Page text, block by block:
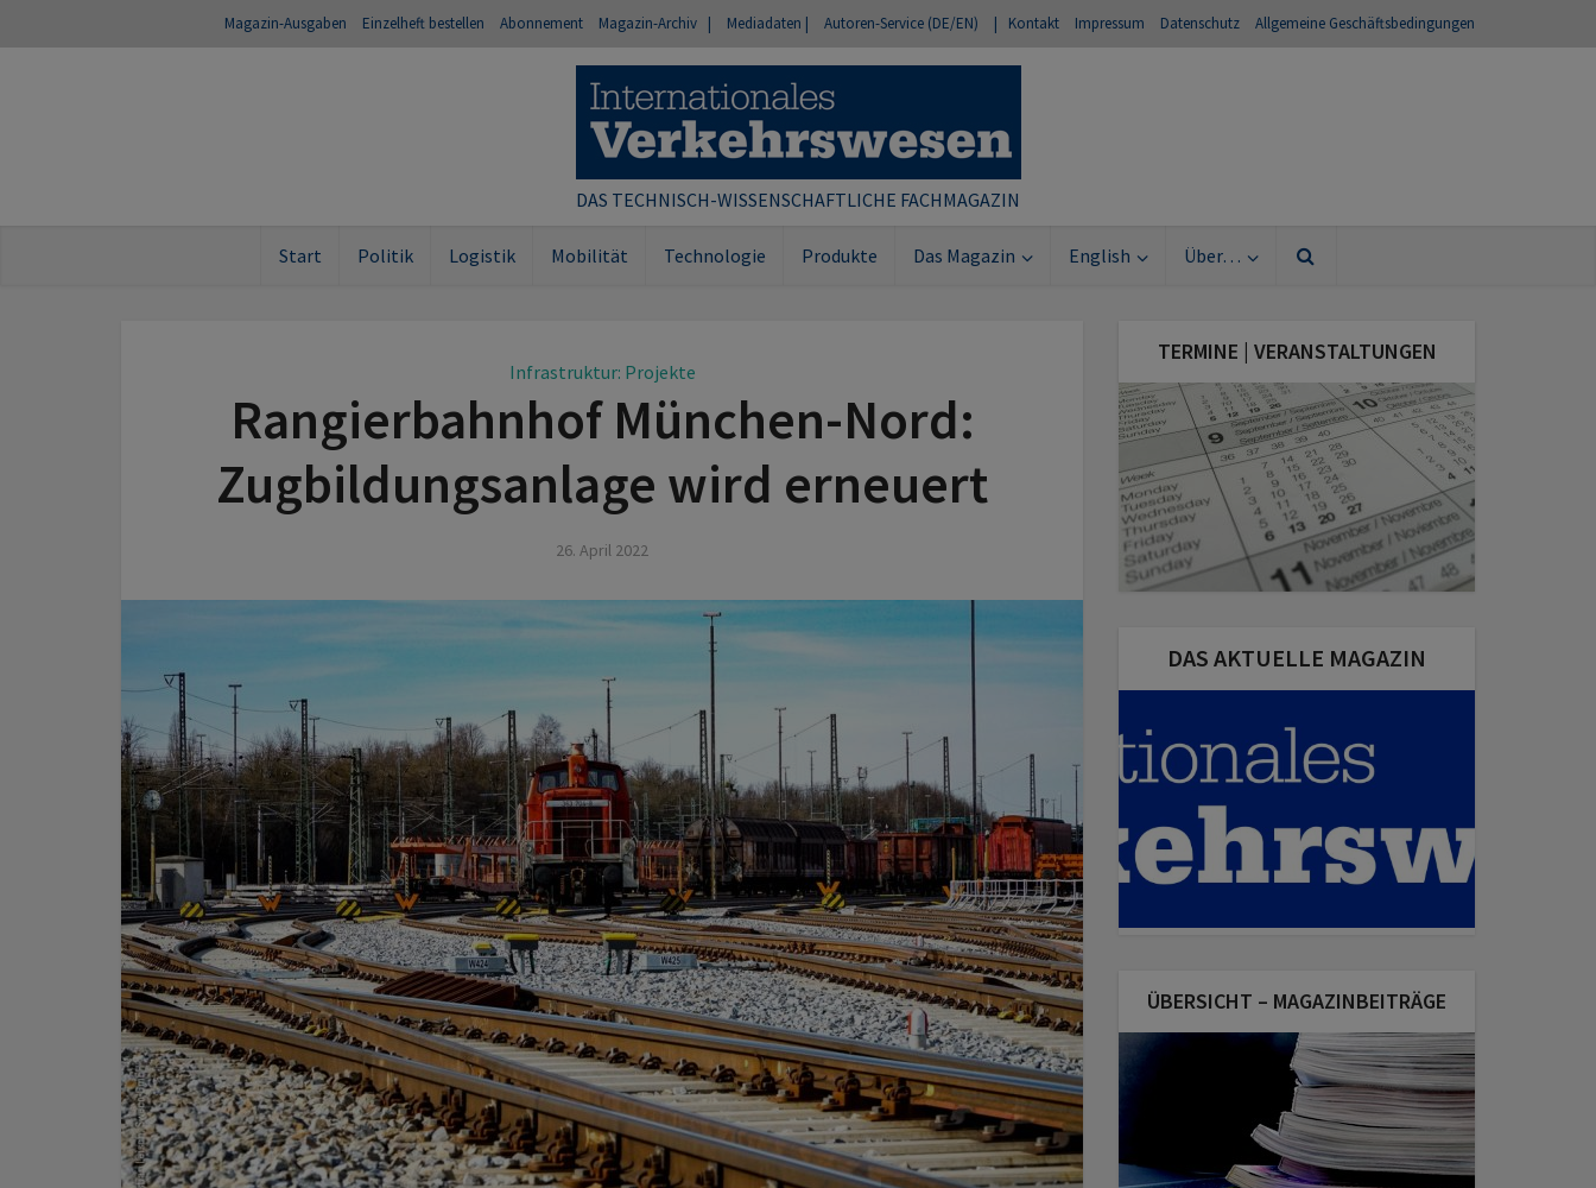
Magazin-Ausgaben Einzelheft bestellen Abonnement Magazin-Archiv | Mediadaten | Autoren-Service (DE/EN) | Kontakt Impressum Datenschutz Allgemeine Geschäftsbedingungen
DAS TECHNISCH-WISSENSCHAFTLICHE FACHMAGAZIN
Start Politik Logistik Mobilität Technologie Produkte Das Magazin English Über…
Infrastruktur: Projekte
Rangierbahnhof München-Nord:
Zugbildungsanlage wird erneuert
26. April 2022
TERMINE | VERANSTALTUNGEN
DAS AKTUELLE MAGAZIN
ÜBERSICHT – MAGAZINBEITRÄGE